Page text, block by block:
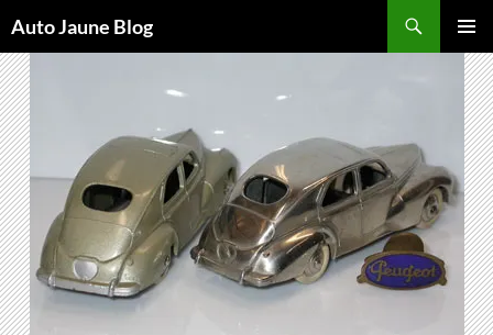
Auto Jaune Blog
MENU
AU
CONTENU